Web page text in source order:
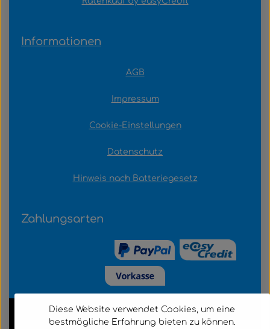
Informationen
AGB
Impressum
Cookie-Einstellungen
Datenschutz
Hinweis nach Batteriegesetz
Zahlungsarten
Diese Website verwendet Cookies, um eine
bestmögliche Erfahrung bieten zu können.